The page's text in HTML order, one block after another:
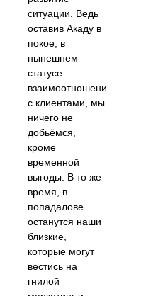
ситуации. Ведь
оставив Акаду в
покое, в
нынешнем
статусе
взаимоотношений
с клиентами, мы
ничего не
добьёмся,
кроме
временной
выгоды. В то же
время, в
попадалове
останутся наши
близкие,
которые могут
вестись на
гнилой